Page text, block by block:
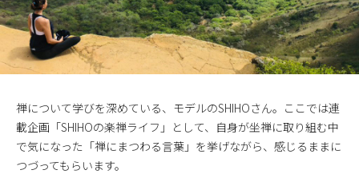
禅について学びを深めている、モデルのSHIHOさん。ここでは連
載企画「SHIHOの楽禅ライフ」として、自身が坐禅に取り組む中
で気になった「禅にまつわる言葉」を挙げながら、感じるままに
つづってもらいます。